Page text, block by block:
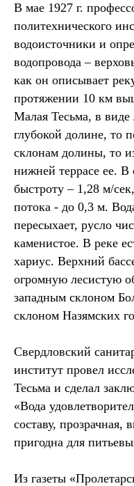
В мае 1927 г.
политехнического
водоисточники и
водопровода –
как он описывает
протяжении 10 км
Малая Тесьма, в виде
глубокой долине, то
склонам долины, то
нижней террасе ее. В
быстроту – 1,28 м/
потока - до 0,3 м.
пересыхает, русло
каменистое. В реке
хариус. Верхний
огромную лесистую
западным склоном
склоном Назямских
Свердловский
институт провел
Тесьма и сделал
«Вода
составу, прозрачная,
пригодна для
Из газеты